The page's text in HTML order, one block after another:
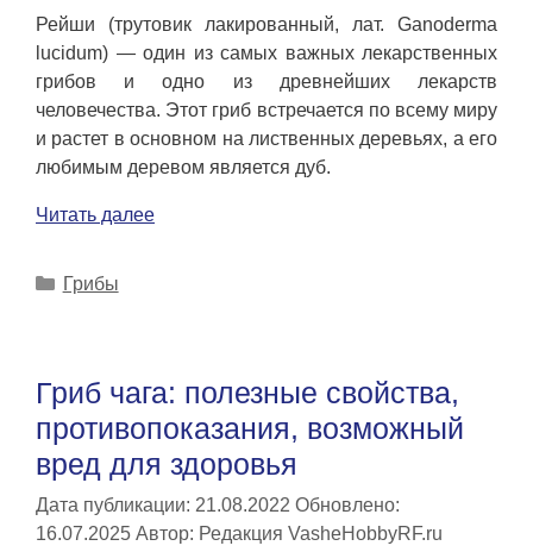
Рейши (трутовик лакированный, лат. Ganoderma
lucidum) — один из самых важных лекарственных
грибов и одно из древнейших лекарств
человечества. Этот гриб встречается по всему миру
и растет в основном на лиственных деревьях, а его
любимым деревом является дуб.
Читать далее
Рубрики
Грибы
Гриб чага: полезные свойства,
противопоказания, возможный
вред для здоровья
Дата публикации: 21.08.2022 Обновлено:
16.07.2025 Автор: Редакция VasheHobbyRF.ru